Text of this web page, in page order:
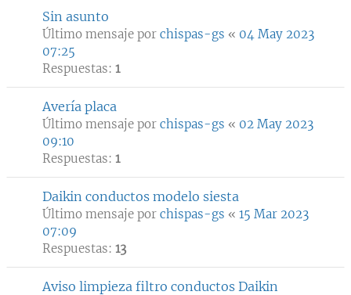
Sin asunto
Último mensaje por chispas-gs « 04 May 2023
07:25
Respuestas: 1
Avería placa
Último mensaje por chispas-gs « 02 May 2023
09:10
Respuestas: 1
Daikin conductos modelo siesta
Último mensaje por chispas-gs « 15 Mar 2023
07:09
Respuestas: 13
Aviso limpieza filtro conductos Daikin